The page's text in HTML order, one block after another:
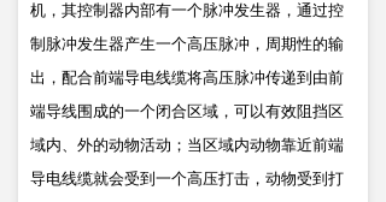
机，其控制器内部有一个脉冲发生器，通过控
制脉冲发生器产生一个高压脉冲，周期性的输
出，配合前端导电线缆将高压脉冲传递到由前
端导线围成的一个闭合区域，可以有效阻挡区
域内、外的动物活动；当区域内动物靠近前端
导电线缆就会受到一个高压打击，动物受到打